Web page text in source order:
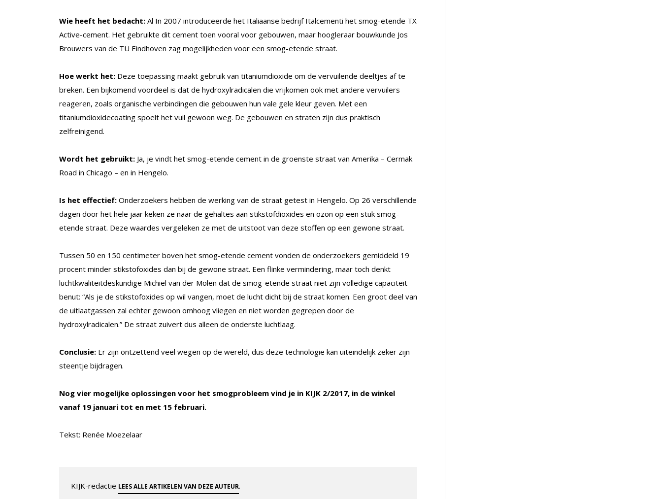
Wie heeft het bedacht: Al In 2007 introduceerde het Italiaanse bedrijf Italcementi het smog-etende TX
Active-cement. Het gebruikte dit cement toen vooral voor gebouwen, maar hoogleraar bouwkunde Jos
Brouwers van de TU Eindhoven zag mogelijkheden voor een smog-etende straat.
Hoe werkt het: Deze toepassing maakt gebruik van titaniumdioxide om de vervuilende deeltjes af te
breken. Een bijkomend voordeel is dat de hydroxylradicalen die vrijkomen ook met andere vervuilers
reageren, zoals organische verbindingen die gebouwen hun vale gele kleur geven. Met een
titaniumdioxidecoating spoelt het vuil gewoon weg. De gebouwen en straten zijn dus praktisch
zelfreinigend.
Wordt het gebruikt: Ja, je vindt het smog-etende cement in de groenste straat van Amerika – Cermak
Road in Chicago – en in Hengelo.
Is het effectief: Onderzoekers hebben de werking van de straat getest in Hengelo. Op 26 verschillende
dagen door het hele jaar keken ze naar de gehaltes aan stikstofdioxides en ozon op een stuk smog-
etende straat. Deze waardes vergeleken ze met de uitstoot van deze stoffen op een gewone straat.
Tussen 50 en 150 centimeter boven het smog-etende cement vonden de onderzoekers gemiddeld 19
procent minder stikstofoxides dan bij de gewone straat. Een flinke vermindering, maar toch denkt
luchtkwaliteitdeskundige Michiel van der Molen dat de smog-etende straat niet zijn volledige capaciteit
benut: “Als je de stikstofoxides op wil vangen, moet de lucht dicht bij de straat komen. Een groot deel van
de uitlaatgassen zal echter gewoon omhoog vliegen en niet worden gegrepen door de
hydroxylradicalen.” De straat zuivert dus alleen de onderste luchtlaag.
Conclusie: Er zijn ontzettend veel wegen op de wereld, dus deze technologie kan uiteindelijk zeker zijn
steentje bijdragen.
Nog vier mogelijke oplossingen voor het smogprobleem vind je in KIJK 2/2017, in de winkel
vanaf 19 januari tot en met 15 februari.
Tekst: Renée Moezelaar
KIJK-redactie LEES ALLE ARTIKELEN VAN DEZE AUTEUR.